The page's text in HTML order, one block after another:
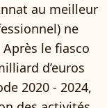
au meilleur
ne
le fiasco
d’euros
2020 - 2024,